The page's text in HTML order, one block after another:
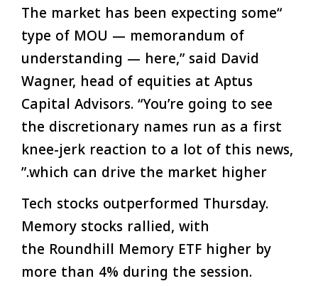
“The market has been expecting some
type of MOU — memorandum of
understanding — here,” said David
Wagner, head of equities at Aptus
Capital Advisors. “You’re going to see
the discretionary names run as a first
knee-jerk reaction to a lot of this news,
which can drive the market higher.”
Tech stocks outperformed Thursday.
Memory stocks rallied, with
the Roundhill Memory ETF higher by
more than 4% during the session.